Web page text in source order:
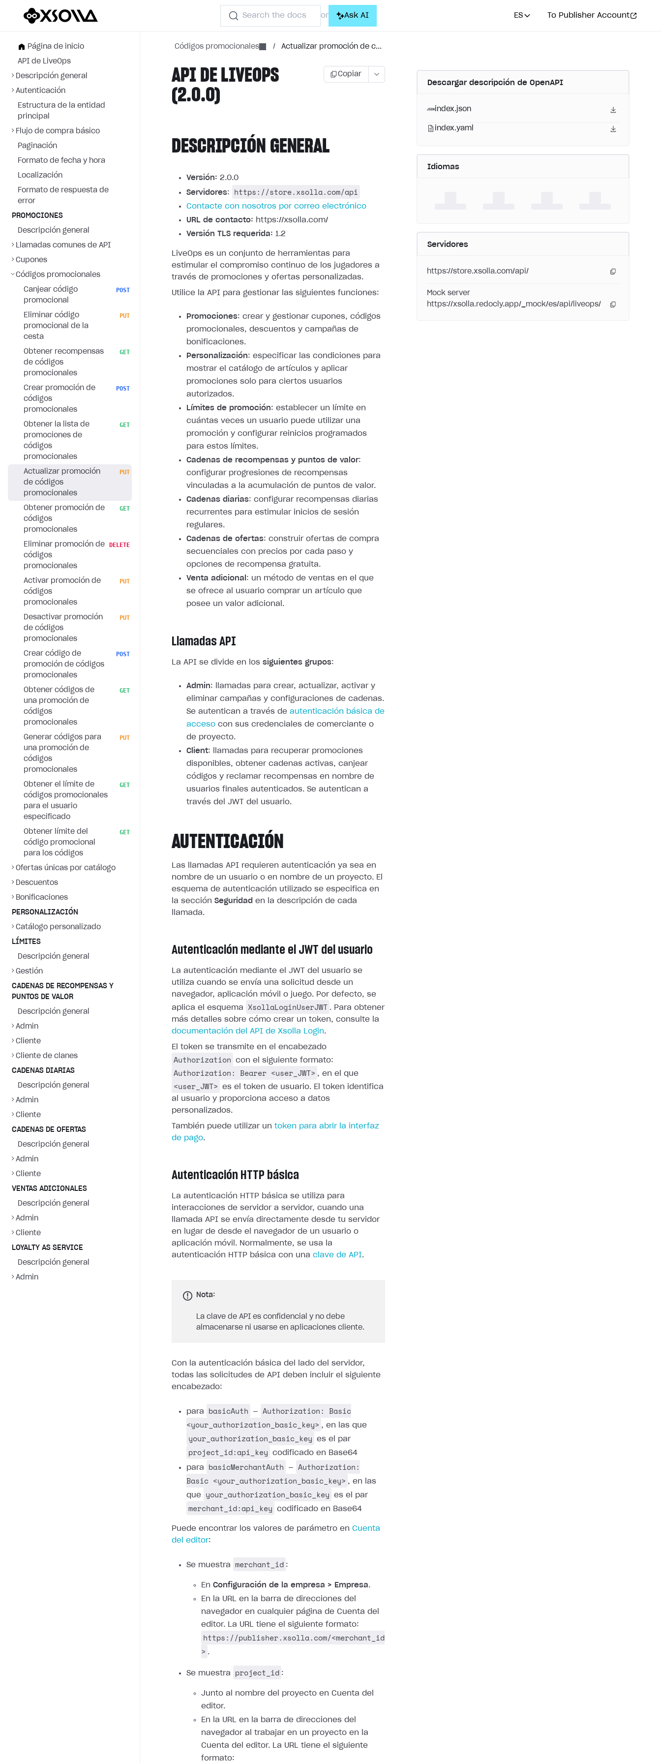
Search the docs or Ask AI ES To Publisher Account
Página de inicio
API de LiveOps
Descripción general
Autenticación
Estructura de la entidad
principal
Flujo de compra básico
Paginación
Formato de fecha y hora
Localización
Formato de respuesta de
error
PROMOCIONES
Descripción general
Llamadas comunes de API
Cupones
Códigos promocionales
Canjear código
promocional
POST
Eliminar código
promocional de la
cesta
PUT
Obtener recompensas
de códigos
promocionales
GET
Crear promoción de
códigos
promocionales
POST
Obtener la lista de
promociones de
códigos
promocionales
GET
Actualizar promoción
de códigos
promocionales
PUT
Obtener promoción de
códigos
promocionales
GET
Eliminar promoción de
códigos
promocionales
DELETE
Activar promoción de
códigos
promocionales
PUT
Desactivar promoción
de códigos
promocionales
PUT
Crear código de
promoción de códigos
promocionales
POST
Obtener códigos de
una promoción de
códigos
promocionales
GET
Generar códigos para
una promoción de
códigos
promocionales
PUT
Obtener el límite de
códigos promocionales
para el usuario
especificado
GET
Obtener límite del
código promocional
para los códigos
GET
Ofertas únicas por catálogo
Descuentos
Bonificaciones
PERSONALIZACIÓN
Catálogo personalizado
LÍMITES
Descripción general
Gestión
CADENAS DE RECOMPENSAS Y
PUNTOS DE VALOR
Descripción general
Admin
Cliente
Cliente de clanes
CADENAS DIARIAS
Descripción general
Admin
Cliente
CADENAS DE OFERTAS
Descripción general
Admin
Cliente
VENTAS ADICIONALES
Descripción general
Admin
Cliente
LOYALTY AS SERVICE
Descripción general
Admin
Códigos promocionales / Actualizar promoción de c...
API DE LIVEOPS
(2.0.0)
Copiar
DESCRIPCIÓN GENERAL
Versión: 2.0.0
Servidores: https://store.xsolla.com/api
Contacte con nosotros por correo electrónico
URL de contacto: https://xsolla.com/
Versión TLS requerida: 1.2
LiveOps es un conjunto de herramientas para
estimular el compromiso continuo de los jugadores a
través de promociones y ofertas personalizadas.
Utilice la API para gestionar las siguientes funciones:
Promociones: crear y gestionar cupones, códigos
promocionales, descuentos y campañas de
bonificaciones.
Personalización: especificar las condiciones para
mostrar el catálogo de artículos y aplicar
promociones solo para ciertos usuarios
autorizados.
Límites de promoción: establecer un límite en
cuántas veces un usuario puede utilizar una
promoción y configurar reinicios programados
para estos límites.
Cadenas de recompensas y puntos de valor:
configurar progresiones de recompensas
vinculadas a la acumulación de puntos de valor.
Cadenas diarias: configurar recompensas diarias
recurrentes para estimular inicios de sesión
regulares.
Cadenas de ofertas: construir ofertas de compra
secuenciales con precios por cada paso y
opciones de recompensa gratuita.
Venta adicional : un método de ventas en el que
se ofrece al usuario comprar un artículo que
posee un valor adicional.
Llamadas API
La API se divide en los siguientes grupos:
Admin: llamadas para crear, actualizar, activar y
eliminar campañas y configuraciones de cadenas.
Se autentican a través de autenticación básica de
acceso con sus credenciales de comerciante o
de proyecto.
Client: llamadas para recuperar promociones
disponibles, obtener cadenas activas, canjear
códigos y reclamar recompensas en nombre de
usuarios finales autenticados. Se autentican a
través del JWT del usuario.
AUTENTICACIÓN
Las llamadas API requieren autenticación ya sea en
nombre de un usuario o en nombre de un proyecto. El
esquema de autenticación utilizado se especifica en
la sección Seguridad en la descripción de cada
llamada.
Autenticación mediante el JWT del usuario
La autenticación mediante el JWT del usuario se
utiliza cuando se envía una solicitud desde un
navegador, aplicación móvil o juego. Por defecto, se
aplica el esquema
XsollaLoginUserJWT . Para obtener
más detalles sobre cómo crear un token, consulte la
documentación del API de Xsolla Login.
El token se transmite en el encabezado
Authorization con el siguiente formato:
Authorization: Bearer <user_JWT> , en el que
<user_JWT>
es el token de usuario. El token identifica
al usuario y proporciona acceso a datos
personalizados.
También puede utilizar un token para abrir la interfaz
de pago.
Autenticación HTTP básica
La autenticación HTTP básica se utiliza para
interacciones de servidor a servidor, cuando una
llamada API se envía directamente desde tu servidor
en lugar de desde el navegador de un usuario o
aplicación móvil. Normalmente, se usa la
autenticación HTTP básica con una clave de API.
Nota:
La clave de API es confidencial y no debe
almacenarse ni usarse en aplicaciones cliente.
Con la autenticación básica del lado del servidor,
todas las solicitudes de API deben incluir el siguiente
encabezado:
para basicAuth —
Authorization: Basic
<your_authorization_basic_key> , en las que
your_authorization_basic_key es el par
project_id:api_key
codificado en Base64
para
basicMerchantAuth —
Authorization:
Basic <your_authorization_basic_key> , en las
que
your_authorization_basic_key es el par
merchant_id:api_key codificado en Base64
Puede encontrar los valores de parámetro en Cuenta
del editor:
Se muestra merchant_id :
En Configuración de la empresa > Empresa.
En la URL en la barra de direcciones del
navegador en cualquier página de Cuenta del
editor. La URL tiene el siguiente formato:
https://publisher.xsolla.com/<merchant_id
> .
Se muestra project_id :
Junto al nombre del proyecto en Cuenta del
editor.
En la URL en la barra de direcciones del
navegador al trabajar en un proyecto en la
Cuenta del editor. La URL tiene el siguiente
formato:
Descargar descripción de OpenAPI
index.json
index.yaml
Idiomas
Servidores
https://store.xsolla.com/api/
Mock server
https://xsolla.redocly.app/_mock/es/api/liveops/